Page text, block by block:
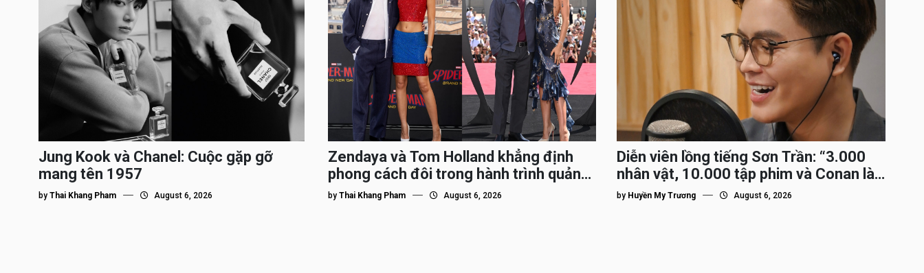
Jung Kook và Chanel: Cuộc gặp gỡ
mang tên 1957
by Thai Khang Pham August 6, 2026
Zendaya và Tom Holland khẳng định
phong cách đôi trong hành trình quảng
bá Spider-Man
by Thai Khang Pham August 6, 2026
Diễn viên lồng tiếng Sơn Trần: “3.000
nhân vật, 10.000 tập phim và Conan là
nhân vật gắn bó lâu nhất”
by Huyền My Trương August 6, 2026